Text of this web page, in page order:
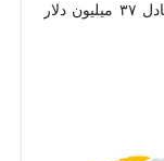
رقمی که نسبت به سال ۲۰۲۵ افزایشی معادل ۳۷ میلیون دلار